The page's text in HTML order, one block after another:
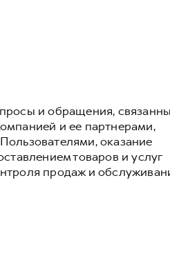
и обращения,
и ее партнерами,
оказание
товаров и услуг
продаж и